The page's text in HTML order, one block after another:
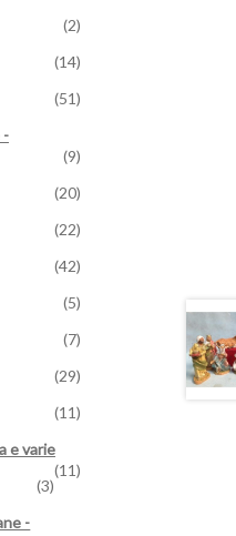
(2)
(14)
(51)
-
(9)
(20)
(22)
(42)
(5)
(7)
(29)
(11)
e varie
(11)
(3)
-